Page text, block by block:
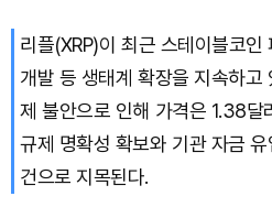
리플(XRP)이 최근 스테이블코인
개발 등 생태계 확장을 지속하고
제 불안으로 인해 가격은 1.38달
규제 명확성 확보와 기관 자금
건으로 지목된다.